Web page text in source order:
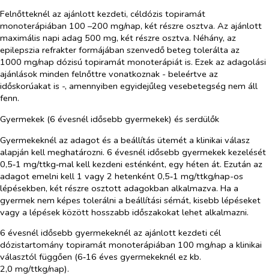
Felnőtteknél az ajánlott kezdeti, céldózis topiramát
monoterápiában 100 –200 mg/nap, két részre osztva. Az ajánlott
maximális napi adag 500 mg, két részre osztva. Néhány, az
epilepszia refrakter formájában szenvedő beteg tolerálta az
1000 mg/nap dózisú topiramát monoterápiát is. Ezek az adagolási
ajánlások minden felnőttre vonatkoznak - beleértve az
időskorúakat is -, amennyiben egyidejűleg vesebetegség nem áll
fenn.
Gyermekek (6 évesnél idősebb gyermekek) és serdülők
Gyermekeknél az adagot és a beállítás ütemét a klinikai válasz
alapján kell meghatározni. 6 évesnél idősebb gyermekek kezelését
0,5‑1 mg/ttkg‑mal kell kezdeni esténként, egy héten át. Ezután az
adagot emelni kell 1 vagy 2 hetenként 0,5‑1 mg/ttkg/nap-os
lépésekben, két részre osztott adagokban alkalmazva. Ha a
gyermek nem képes tolerálni a beállítási sémát, kisebb lépéseket
vagy a lépések között hosszabb időszakokat lehet alkalmazni.
6 évesnél idősebb gyermekeknél az ajánlott kezdeti cél
dózistartomány topiramát monoterápiában 100 mg/nap a klinikai
választól függően (6‑16 éves gyermekeknél ez kb.
2,0 mg/ttkg/nap).